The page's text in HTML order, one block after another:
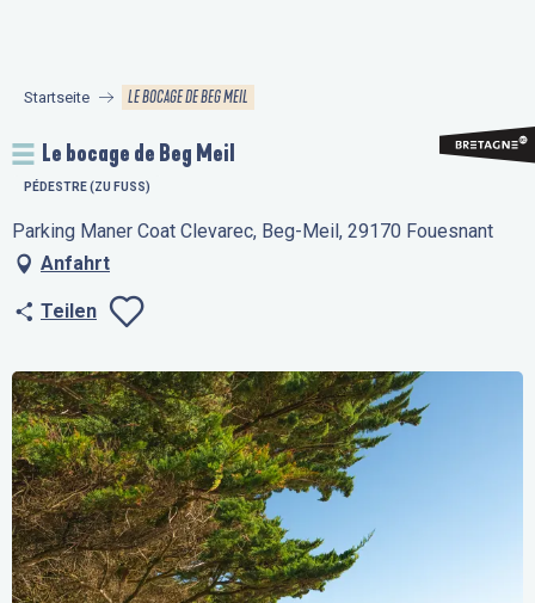
principal
Startseite LE BOCAGE DE BEG MEIL
Le bocage de Beg Meil
PÉDESTRE (ZU FUSS)
Parking Maner Coat Clevarec, Beg-Meil, 29170 Fouesnant
Anfahrt
Teilen